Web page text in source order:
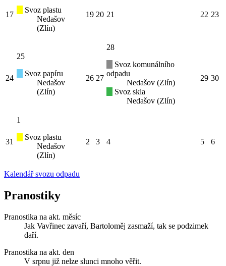
17
Svoz plastu
Nedašov
(Zlín)
19 20 21 22 23
24
25
Svoz papíru
Nedašov
(Zlín)
26 27
28
Svoz komunálního
odpadu
Nedašov (Zlín)
Svoz skla
Nedašov (Zlín)
29 30
31
1
Svoz plastu
Nedašov
(Zlín)
2 3 4 5 6
Kalendář svozu odpadu
Pranostiky
Pranostika na akt. měsíc
Jak Vavřinec zavaří, Bartoloměj zasmaží, tak se podzimek
daří.
Pranostika na akt. den
V srpnu již nelze slunci mnoho věřit.